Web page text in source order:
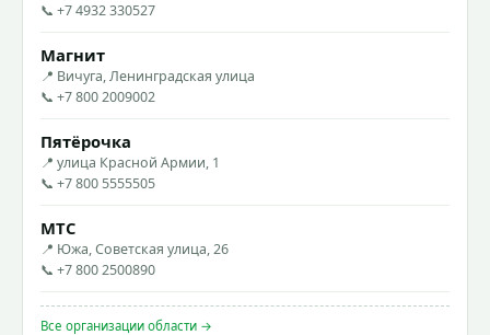
📞 +7 4932 330527
Магнит
📍 Вичуга, Ленинградская улица
📞 +7 800 2009002
Пятёрочка
📍 улица Красной Армии, 1
📞 +7 800 5555505
МТС
📍 Южа, Советская улица, 26
📞 +7 800 2500890
Все организации области →